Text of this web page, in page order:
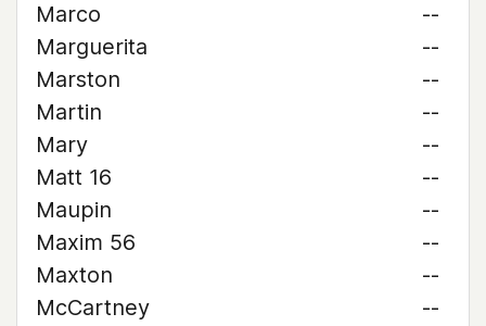
Marco
--
Marguerita
--
Marston
--
Martin
--
Mary
--
Matt 16
--
Maupin
--
Maxim 56
--
Maxton
--
McCartney
--